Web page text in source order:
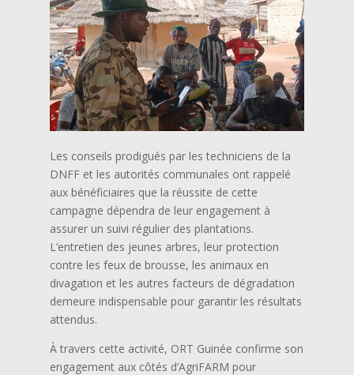
Les conseils prodigués par les techniciens de la
DNFF et les autorités communales ont rappelé
aux bénéficiaires que la réussite de cette
campagne dépendra de leur engagement à
assurer un suivi régulier des plantations.
L’entretien des jeunes arbres, leur protection
contre les feux de brousse, les animaux en
divagation et les autres facteurs de dégradation
demeure indispensable pour garantir les résultats
attendus.
À travers cette activité, ORT Guinée confirme son
engagement aux côtés d’AgriFARM pour